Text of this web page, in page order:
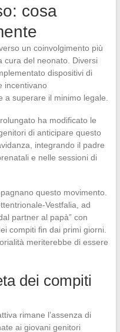
cosa
un coinvolgimento più
cura del neonato. Diversi
dispositivi di
incentivano
superare il minimo legale.
ha modificato le
di anticipare questo
integrando il padre
e nelle sessioni di
questo movimento.
Vestfalia, ad
partner al papà” con
compiti fin dai primi giorni.
meriterebbe di essere
dei compiti
rimane l’assenza di
ai giovani genitori